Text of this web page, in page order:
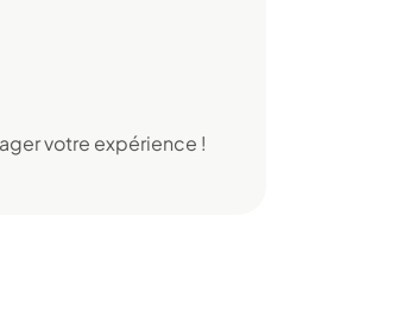
votre expérience !